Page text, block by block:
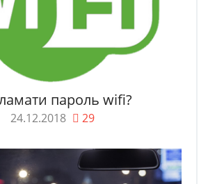
пароль wifi?
24.12.2018 29